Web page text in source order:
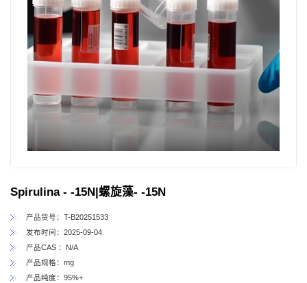
Spirulina - -15N|螺旋藻- -15N
产品货号：T-B20251533
发布时间：2025-09-04
产品CAS ：N/A
产品规格：mg
产品纯度：95%+